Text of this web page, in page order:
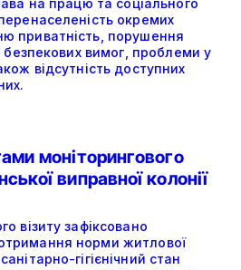
на працю та соціального
окремих
приватність, порушення
і безпекових вимог, проблеми у
відсутність доступних
моніторингового
виправної колонії
візиту зафіксовано
норми житлової
гігієнічний стан